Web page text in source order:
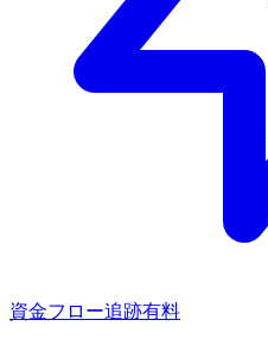
資金フロー追跡有料